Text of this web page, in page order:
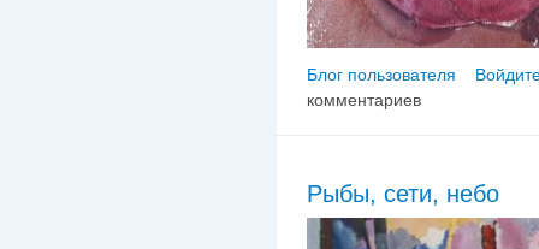
Блог пользователя
комментариев
Рыбы, сети, небо